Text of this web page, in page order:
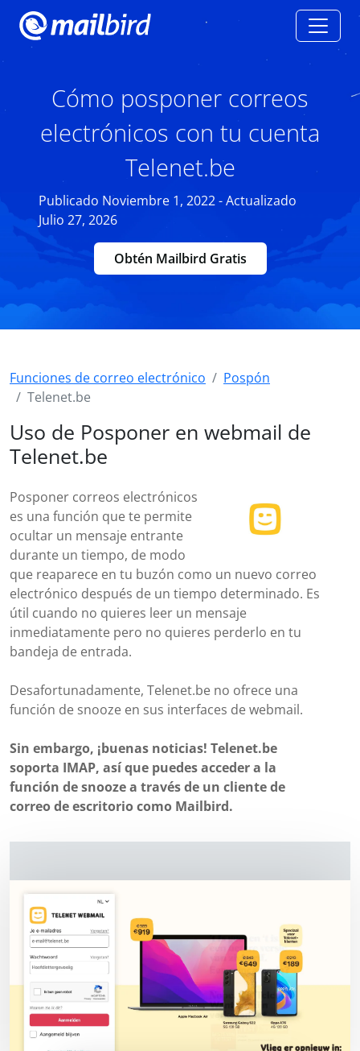
Cómo posponer correos
electrónicos con tu cuenta
Telenet.be
Publicado Noviembre 1, 2022 - Actualizado
Julio 27, 2026
Obtén Mailbird Gratis
Funciones de correo electrónico
Pospón
Telenet.be
Uso de Posponer en webmail de
Telenet.be
Posponer correos electrónicos
es una función que te permite
ocultar un mensaje entrante
durante un tiempo, de modo
que reaparece en tu buzón como un nuevo correo
electrónico después de un tiempo determinado. Es
útil cuando no quieres leer un mensaje
inmediatamente pero no quieres perderlo en tu
bandeja de entrada.
Desafortunadamente, Telenet.be no ofrece una
función de snooze en sus interfaces de webmail.
Sin embargo, ¡buenas noticias! Telenet.be
soporta IMAP, así que puedes acceder a la
función de snooze a través de un cliente de
correo de escritorio como Mailbird.